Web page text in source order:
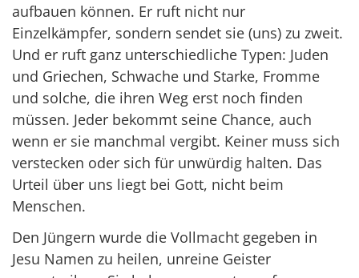
aufbauen können. Er ruft nicht nur
Einzelkämpfer, sondern sendet sie (uns) zu zweit.
Und er ruft ganz unterschiedliche Typen: Juden
und Griechen, Schwache und Starke, Fromme
und solche, die ihren Weg erst noch finden
müssen. Jeder bekommt seine Chance, auch
wenn er sie manchmal vergibt. Keiner muss sich
verstecken oder sich für unwürdig halten. Das
Urteil über uns liegt bei Gott, nicht beim
Menschen.
Den Jüngern wurde die Vollmacht gegeben in
Jesu Namen zu heilen, unreine Geister